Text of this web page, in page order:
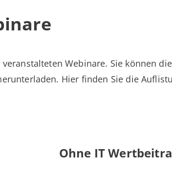
Webinare. Sie können
Hier finden Sie die
Ohne IT